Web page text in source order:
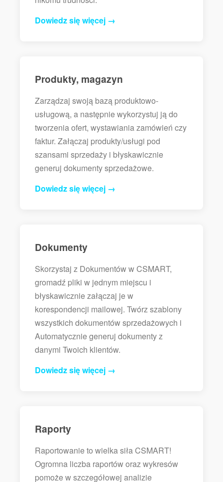
Dowiedz się więcej →
Produkty, magazyn
Zarządzaj swoją bazą produktowo-
usługową, a następnie wykorzystuj ją do
tworzenia ofert, wystawiania zamówień czy
faktur. Załączaj produkty/usługi pod
szansami sprzedaży i błyskawicznie
generuj dokumenty sprzedażowe.
Dowiedz się więcej →
Dokumenty
Skorzystaj z Dokumentów w CSMART,
gromadź pliki w jednym miejscu i
błyskawicznie załączaj je w
korespondencji mailowej. Twórz szablony
wszystkich dokumentów sprzedażowych i
Automatycznie generuj dokumenty z
danymi Twoich klientów.
Dowiedz się więcej →
Raporty
Raportowanie to wielka siła CSMART!
Ogromna liczba raportów oraz wykresów
pomoże w szczegółowej analizie